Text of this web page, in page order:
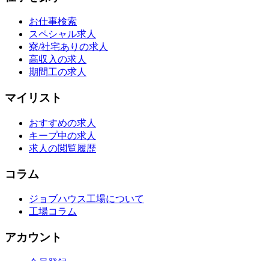
お仕事検索
スペシャル求人
寮/社宅ありの求人
高収入の求人
期間工の求人
マイリスト
おすすめの求人
キープ中の求人
求人の閲覧履歴
コラム
ジョブハウス工場について
工場コラム
アカウント